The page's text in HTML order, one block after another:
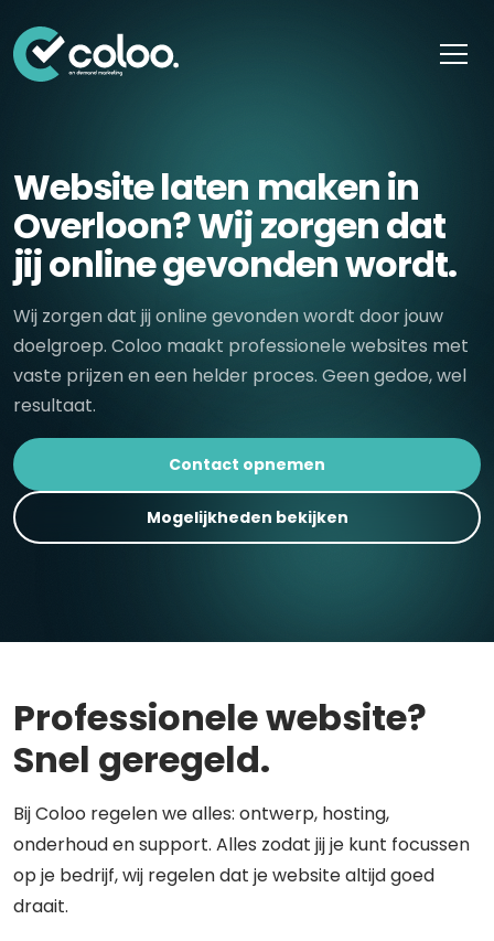
Website laten maken in
Overloon? Wij zorgen dat
jij online gevonden wordt.
Wij zorgen dat jij online gevonden wordt door jouw
doelgroep. Coloo maakt professionele websites met
vaste prijzen en een helder proces. Geen gedoe, wel
resultaat.
Contact opnemen
Mogelijkheden bekijken
Professionele website?
Snel geregeld.
Bij Coloo regelen we alles: ontwerp, hosting,
onderhoud en support. Alles zodat jij je kunt focussen
op je bedrijf, wij regelen dat je website altijd goed
draait.